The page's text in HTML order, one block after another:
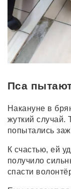
Пса
Накануне в
жуткий
попытались
К счастью, ей
получило
спасти